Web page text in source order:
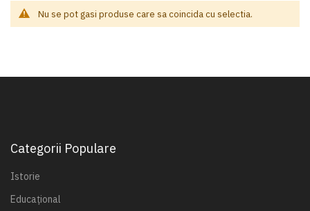
Nu se pot gasi produse care sa coincida cu selectia.
Categorii Populare
Istorie
Educațional